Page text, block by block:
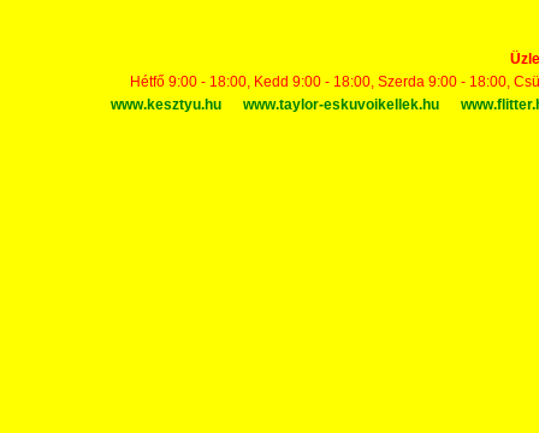
Hétfő 9:00 - 18:00, Kedd 9:00 - 18:00, Szerda 9:00 - 18:00,
www.kesztyu.hu
www.taylor-eskuvoikellek.hu